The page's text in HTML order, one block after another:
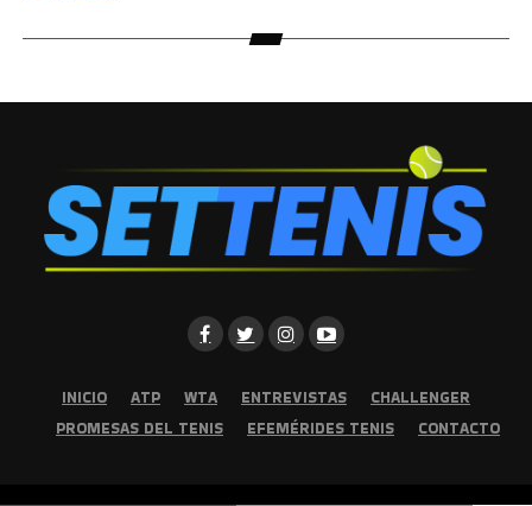
INICIO ATP WTA ENTREVISTAS
CHALLENGER
PROMESAS DEL TENIS
EFEMÉRIDES TENIS CONTACTO